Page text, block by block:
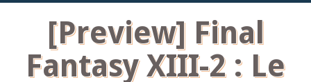
[Preview] Final
Fantasy XIII-2 : Le